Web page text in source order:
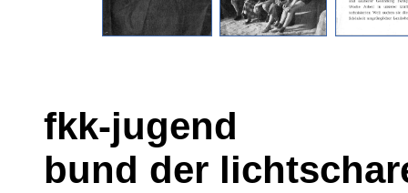
fkk-jugend
bund der